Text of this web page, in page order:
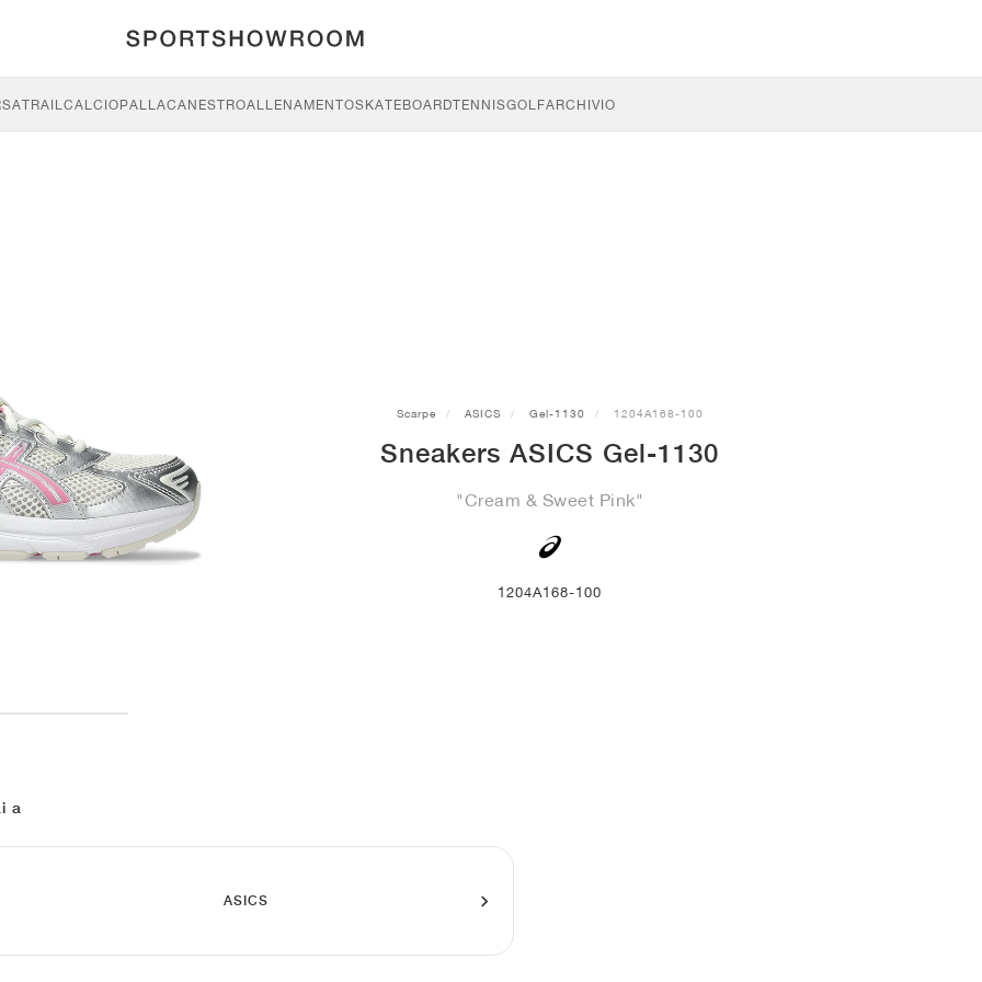
TRAILCALCIOPALLACANESTROALLENAMENTOSKATEBOARDTENNISGOLFARCHIVIO
Scarpe ASICS Gel-1130 1204A168-100
Sneakers ASICS Gel-1130
"Cream & Sweet Pink"
1204A168-100
a
ASICS